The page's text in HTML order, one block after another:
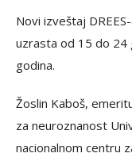
Novi izveštaj
uzrasta od 15 do 24
godina.
Žoslin Kaboš,
za neuroznanost
nacionalnom centru